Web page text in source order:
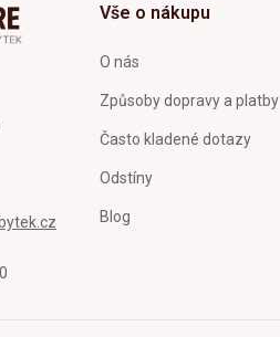
Vše o nákupu
O nás
Způsoby dopravy a platby
Často kladené dotazy
Odstíny
Blog